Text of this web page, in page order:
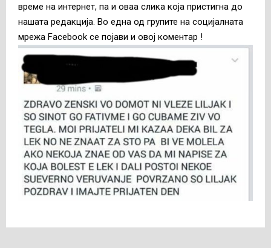
време на интернет, па и оваа слика која пристигна до
нашата редакција. Во една од групите на социјалната
мрежа Facebook се појави и овој коментар !